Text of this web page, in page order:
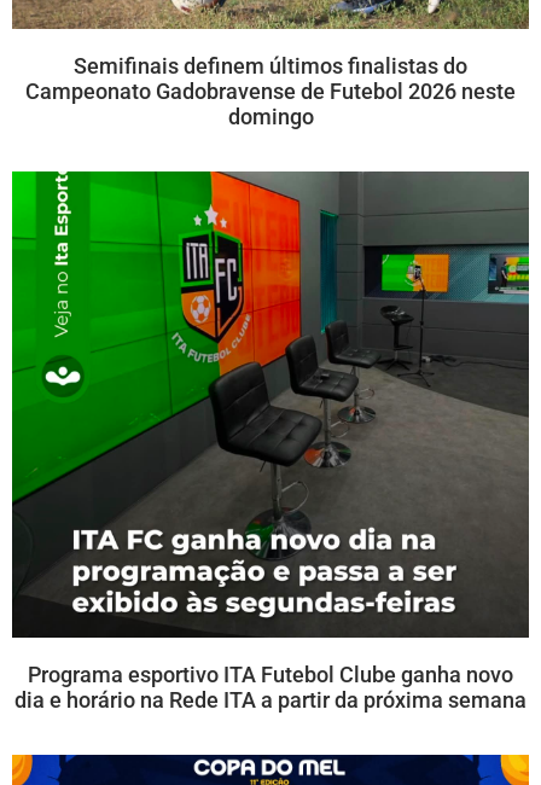
Semifinais definem últimos finalistas do
Campeonato Gadobravense de Futebol 2026 neste
domingo
Programa esportivo ITA Futebol Clube ganha novo
dia e horário na Rede ITA a partir da próxima semana